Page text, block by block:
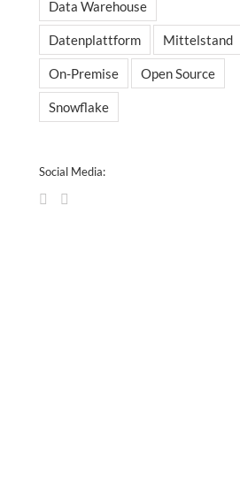
Data Warehouse
Datenplattform Mittelstand
On-Premise Open Source
Snowflake
Social Media: